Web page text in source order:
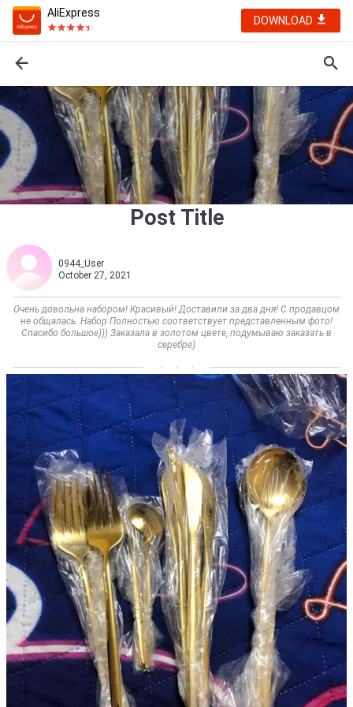
AliExpress
DOWNLOAD
Post Title
0944_User
October 27, 2021
Очень довольна набором! Красивый! Доставили за два дня! С продавцом
не общалась. Набор Полностью соответствует представленным фото!
Спасибо большое))) Заказала в золотом цвете, подумываю заказать в
серебре)